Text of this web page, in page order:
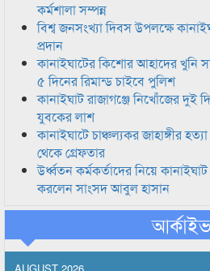
কর্মশালা সম্পন্ন
বিশ্ব জনসংখ্যা দিবস উপলক্ষে
প্রদান
কানাইঘাটের কিশোর আহাদের
৫ দিনের রিমান্ড চাইবে পুলিশ
কানাইঘাট রাজাগঞ্জে নিখোঁজের দুই
যুবকের লাশ
কানাইঘাটে চাঞ্চল্যকর জাহাঙ্গীর
থেকে গ্রেফতার
উর্ধ্বতন কর্মকর্তাদের নিয়ে কানাইঘাট
করলেন সাংসদ আবুল হাসান
আর্কাইভ